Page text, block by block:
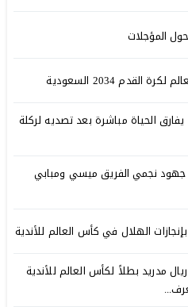
المؤجلات
2034 السعودية
الحياة مباشرة بعد تصديه لركلة
نجمي الفريق ميسي ومبابي
الهلال في كأس العالم للأندية
مدريد بطلاً لكأس العالم للأندية